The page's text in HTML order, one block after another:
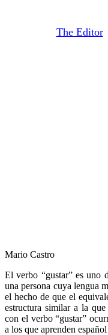
The Editor
Mario Castro
El verbo “gustar” es uno
una persona cuya lengua
el hecho de que el
estructura similar a la
con el verbo “gustar”
a los que aprenden